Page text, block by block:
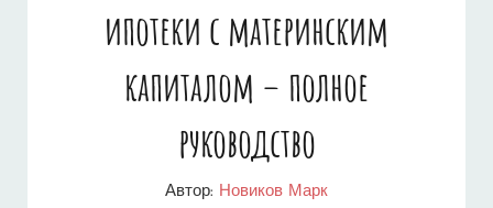
ЗАНИМАЕТ
КВАРТИРЫ
2023
ипотеки с материнским
капиталом – полное
руководство
Автор: Новиков Марк